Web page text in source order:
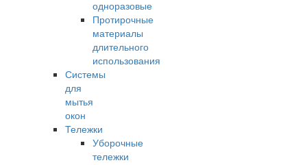
одноразовые
Протирочные
материалы
длительного
использования
Системы
для
мытья
окон
Тележки
Уборочные
тележки